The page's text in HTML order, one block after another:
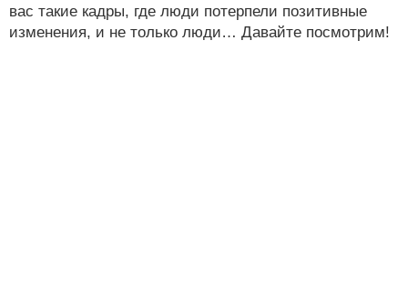
вас такие кадры, где люди потерпели позитивные
изменения, и не только люди… Давайте посмотрим!